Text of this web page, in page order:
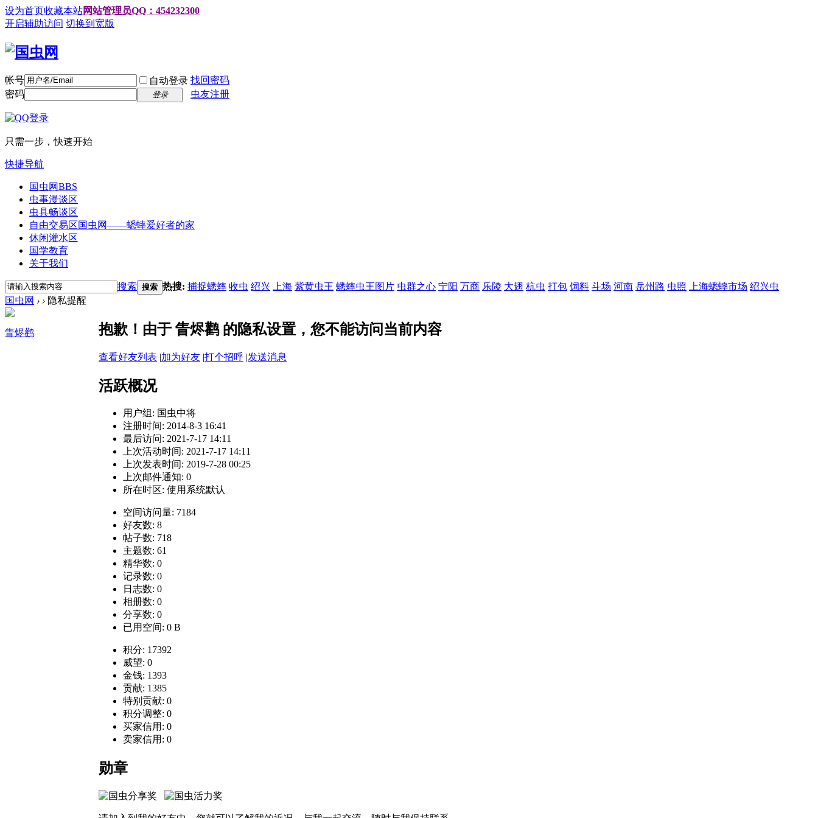
设为首页收藏本站网站管理员QQ：454232300
开启辅助访问 切换到宽版
帐号 自动登录 找回密码
密码
登录 虫友注册
只需一步，快速开始
快捷导航
国虫网BBS
虫事漫谈区
虫具畅谈区
自由交易区国虫网——蟋蟀爱好者的家
休闲灌水区
国学教育
关于我们
搜索 搜索 热搜: 捕捉蟋蟀 收虫 绍兴 上海 紫黄虫王 蟋蟀虫王图片 虫群之心 宁阳 万商 乐陵 大翅 杭虫 打包 饲料 斗场 河南 岳州路 虫照 上海蟋蟀市场 绍兴虫
国虫网 › › 隐私提醒
眚烬鹳 抱歉！由于 眚烬鹳 的隐私设置，您不能访问当前内容
查看好友列表 |加为好友 |打个招呼 |发送消息
活跃概况
用户组: 国虫中将
注册时间: 2014-8-3 16:41
最后访问: 2021-7-17 14:11
上次活动时间: 2021-7-17 14:11
上次发表时间: 2019-7-28 00:25
上次邮件通知: 0
所在时区: 使用系统默认
空间访问量: 7184
好友数: 8
帖子数: 718
主题数: 61
精华数: 0
记录数: 0
日志数: 0
相册数: 0
分享数: 0
已用空间: 0 B
积分: 17392
威望: 0
金钱: 1393
贡献: 1385
特别贡献: 0
积分调整: 0
买家信用: 0
卖家信用: 0
勋章